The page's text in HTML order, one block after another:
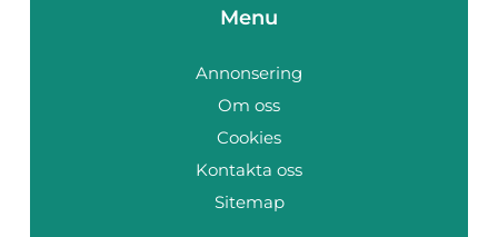
Menu
Annonsering
Om oss
Cookies
Kontakta oss
Sitemap